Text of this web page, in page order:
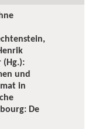
(Hg.):
und
in
De